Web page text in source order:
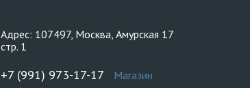
Адрес: 107497, Москва, Амурская 17
стр. 1
+7 (991) 973-17-17 Магазин